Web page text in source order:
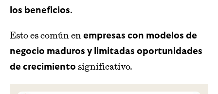
los beneficios.
Esto es común en empresas con modelos de
negocio maduros y limitadas oportunidades
de crecimiento significativo.